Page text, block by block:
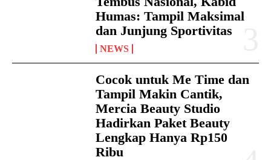
Humas: Tampil Maksimal
dan Junjung Sportivitas
NEWS
Cocok untuk Me Time dan
Tampil Makin Cantik,
Mercia Beauty Studio
Hadirkan Paket Beauty
Lengkap Hanya Rp150
Ribu